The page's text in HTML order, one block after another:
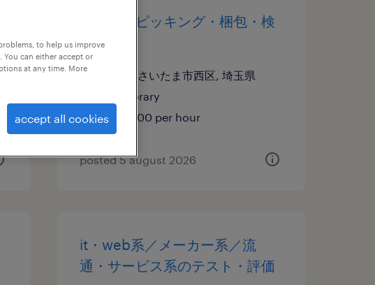
仕分け・ピッキング・梱包・検
品
埼玉県さいたま市西区, 埼玉県
temporary
¥1367.00 per hour
posted 5 august 2026
it・web系／メーカー系／流
通・サービス系のテスト・評価
to help us improve
You can either accept or
at any time. More
accept all cookies